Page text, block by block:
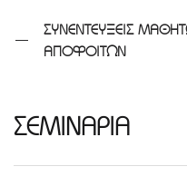
ΣΥΝΕΝΤΕΥΞΕΙΣ
ΑΠΟΦΟΙΤΩΝ
ΣΕΜΙΝΑΡΙΑ